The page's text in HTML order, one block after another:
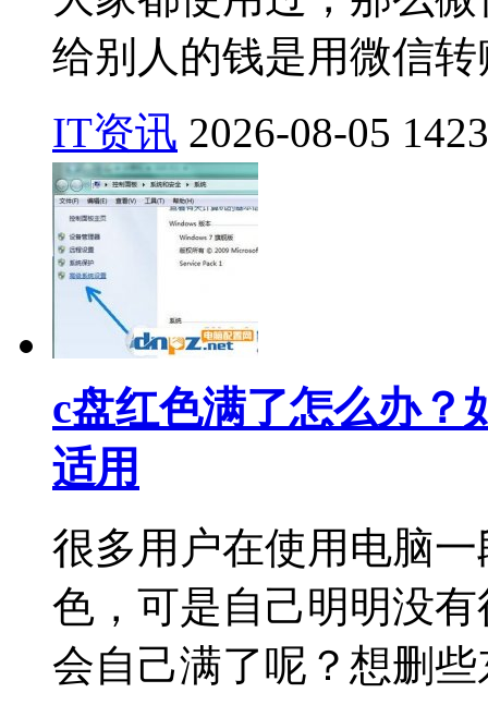
给别人的钱是用微信
IT资讯 2026-08-05
c盘红色满了怎么办？
适用
很多用户在使用电脑
色，可是自己明明没
会自己满了呢？想删